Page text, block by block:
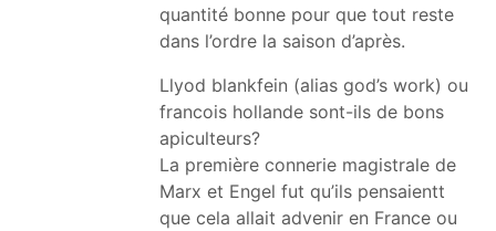
quantité bonne pour que tout reste
dans l’ordre la saison d’après.
Llyod blankfein (alias god’s work) ou
francois hollande sont-ils de bons
apiculteurs?
La première connerie magistrale de
Marx et Engel fut qu’ils pensaientt
que cela allait advenir en France ou